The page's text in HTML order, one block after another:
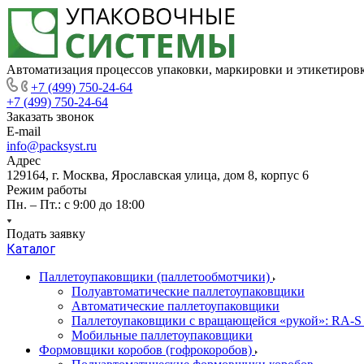
Автоматизация процессов упаковки, маркировки и
+7 (499) 750-24-64
+7 (499) 750-24-64
Заказать звонок
E-mail
info@packsyst.ru
Адрес
129164, г. Москва, Ярославская улица, дом 8, корпус 6
Режим работы
Пн. – Пт.: с 9:00 до 18:00
Подать заявку
Каталог
Паллетоупаковщики (паллетообмотчики)
Полуавтоматические паллетоупаковщики
Автоматические паллетоупаковщики
Паллетоупаковщики с вращающейся «рукой»: RA-
Мобильные паллетоупаковщики
Формовщики коробов (гофрокоробов)